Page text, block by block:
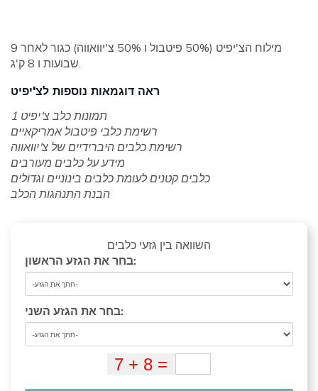
מילוח הצ'יפיט (50% פיטבול ו 50% צ'יוואווה) כגור לאחר 9
שבועות ו 8 ק'ג.
ראה דוגמאות נוספות לצ'יפיט
תמונות כלב צ'יפיט 1
רשימת כלבי פיטבול אמריקאיים
רשימת כלבים היברידיים של צ'יוואווה
מידע על כלבים מעורבים
כלבים קטנים לעומת כלבים בינוניים וגדולים
הבנת התנהגות הכלב
השוואה בין גזעי כלבים
בחר את הגזע הראשון:
בחר את הגזע השני: